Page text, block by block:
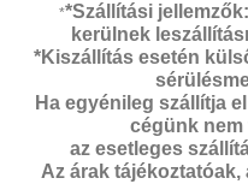
**Szállítási
kerülnek
*Kiszállítás esetén
Ha egyénileg szállítja
cégünk nem
az esetleges
Az árak